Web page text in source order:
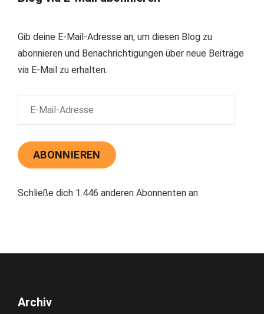
Gib deine E-Mail-Adresse an, um diesen Blog zu
abonnieren und Benachrichtigungen über neue Beiträge
via E-Mail zu erhalten.
ABONNIEREN
Schließe dich 1.446 anderen Abonnenten an
Archiv